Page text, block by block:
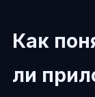
Как
ли